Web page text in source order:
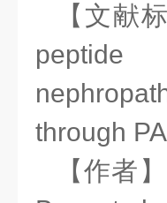
【文献
peptide
through
【作者